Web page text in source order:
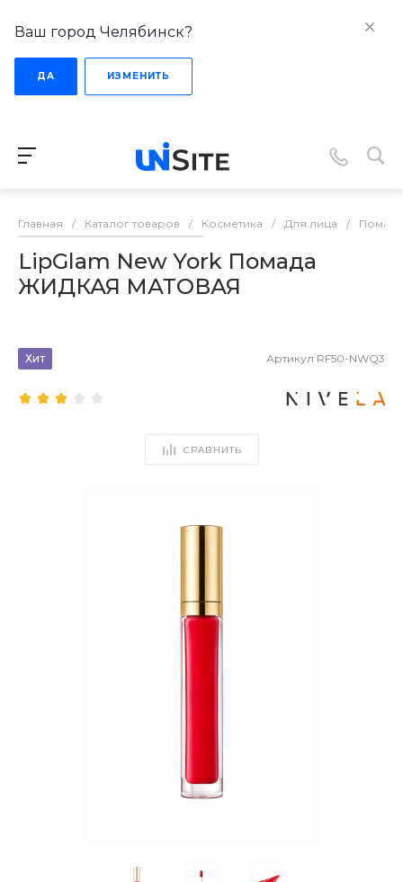
Ваш город Челябинск?
ДА ИЗМЕНИТЬ
Главная / Каталог товаров / Косметика / Для лица /
LipGlam New York Помада
ЖИДКАЯ МАТОВАЯ
Хит Артикул RF50-NWQ3
СРАВНИТЬ